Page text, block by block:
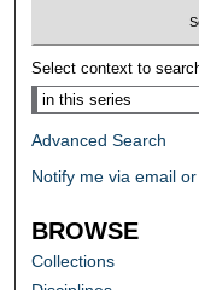
Select context to
Advanced Search
Notify me via email or
BROWSE
Collections